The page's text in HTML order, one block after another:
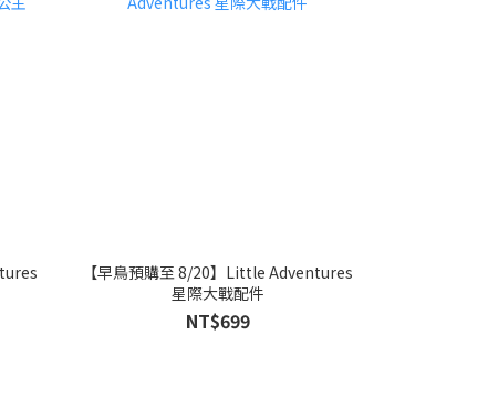
【早鳥預購至 8/20】Little Adventures
星際大戰配件
NT$699